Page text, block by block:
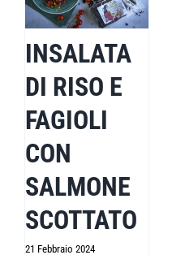
INSALATA
DI RISO E
FAGIOLI
CON
SALMONE
SCOTTATO
21 Febbraio 2024